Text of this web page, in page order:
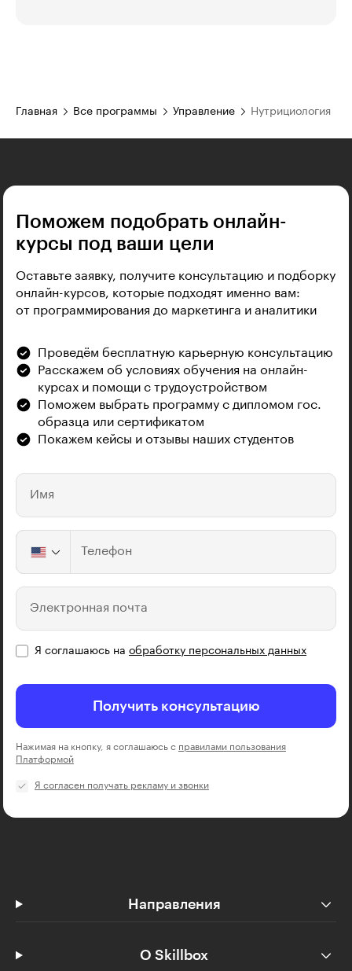
Главная Все программы Управление Нутрициология
Поможем подобрать онлайн-
курсы под ваши цели
Оставьте заявку, получите консультацию и подборку
онлайн-курсов, которые подходят именно вам:
от программирования до маркетинга и аналитики
Проведём бесплатную карьерную консультацию
Расскажем об условиях обучения на онлайн-
курсах и помощи с трудоустройством
Поможем выбрать программу с дипломом гос.
образца или сертификатом
Покажем кейсы и отзывы наших студентов
Имя
Телефон
Электронная почта
Я соглашаюсь на обработку персональных данных
Получить консультацию
Нажимая на кнопку, я соглашаюсь с правилами пользования
Платформой
Я согласен получать рекламу и звонки
Направления
О Skillbox